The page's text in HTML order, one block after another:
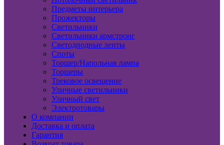
Предметы интерьера
Прожекторы
Светильники
Светильники армстронг
Светодиодные ленты
Споты
Торшер/Напольная лампа
Торшеры
Трековое освещение
Уличные светильники
Уличный свет
Электротовары
О компании
Доставка и оплата
Гарантия